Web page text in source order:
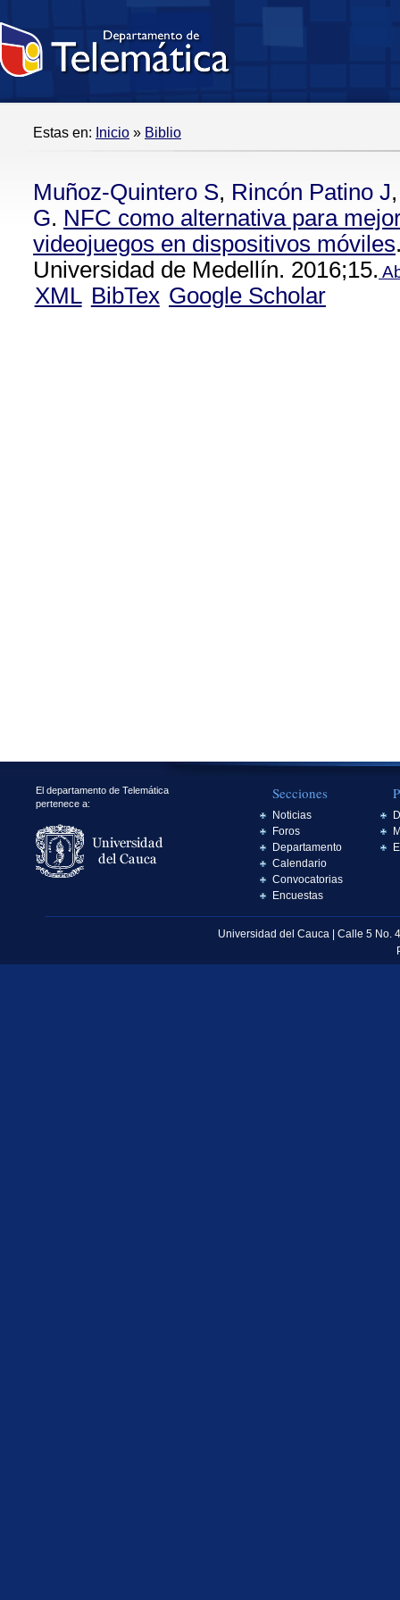
Estas en: Inicio » Biblio
Muñoz-Quintero S, Rincón Patino J
G. NFC como alternativa para
videojuegos en dispositivos móviles
Universidad de Medellín. 2016;15.
XML BibTex Google Scholar
El departamento de Telemática
pertenece a:
Secciones
Noticias
Foros
Departamento
Calendario
Convocatorias
Encuestas
Universidad del Cauca | Calle 5 No.